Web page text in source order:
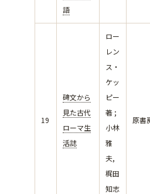
語
19
碑文から
見た古代
ローマ生
活誌
ロー
レン
ス・
ケッ
ピー
著 ;
小林
雅
夫,
梶田
知志
原書